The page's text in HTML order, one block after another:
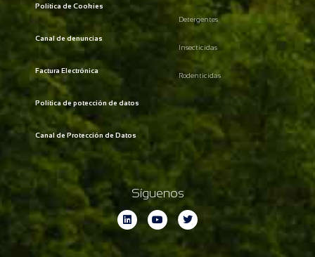
Política de Cookies
Canal de denuncias
Factura Electrónica
Política de potección de datos
Canal de Protección de Datos
Detergentes
Insecticidas
Rodenticidas
Síguenos